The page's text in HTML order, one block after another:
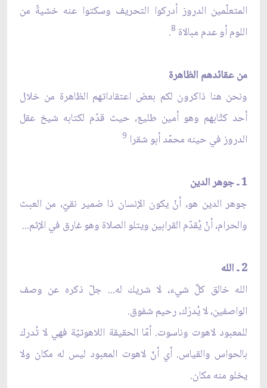
المتعلّمين الدروز أدركوا التحريف وسكتوا عنه خشيةً من
اللوم أو عدم مبالاة 8
.
من عقائدهم الظاهرة
ونحن هنا ذاكرون لكم بعض اعتقاداتهم الظاهرة من خلال
أحد كتّابهم وهو أمين طليع، حيث قدّم لكتابه شيخ عقل
الدروز في حينه محمّد أبو شقرا 9
1 ـ جوهر الدين
جوهر الدين هو، أنْ يكون الإنسان ذا ضمير نقيّ، من العبث
والحرام، أنْ يُقدّم القرابين ويتلو الصلاة وهو غارق في الإثم...
2 ـ الله
الله خالق كلِّ شيء، لا شريك له... جلّ ذكره عن وصف
الواصفين، لا يُدرَك، رحيم شفوق.
للمعبود لاهوت وناسوت. أمّا الحقيقة اللاهوتيّة فهي لا تُدرك
بالحواس والقياس. أي أنّ لاهوت المعبود ليس له مكان ولا
يخلو منه مكان.